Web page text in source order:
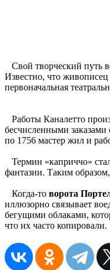
Свой творческий путь
Известно, что
первоначальная
Работы Каналетто
бесчисленными
по 1756 мастер жил и
Термин «каприччо»
фантазии. Таким
Когда-то ворота
иллюзорно связывает
бегущими облаками,
что их часто копировали.